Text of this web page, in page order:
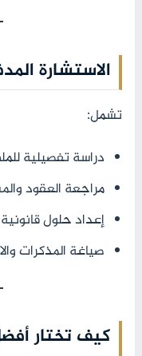
الاستشارة
تشمل:
دراسة تفصيلية
مراجعة العقود
إعداد حلول
صياغة المذكرات
كيف تختار